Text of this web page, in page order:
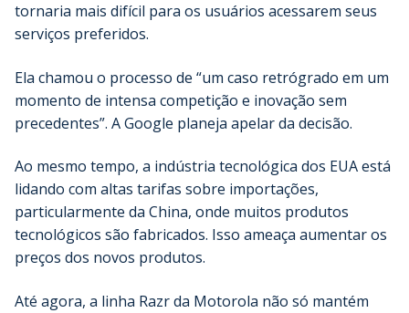
tornaria mais difícil para os usuários acessarem seus
serviços preferidos.
Ela chamou o processo de “um caso retrógrado em um
momento de intensa competição e inovação sem
precedentes”. A Google planeja apelar da decisão.
Ao mesmo tempo, a indústria tecnológica dos EUA está
lidando com altas tarifas sobre importações,
particularmente da China, onde muitos produtos
tecnológicos são fabricados. Isso ameaça aumentar os
preços dos novos produtos.
Até agora, a linha Razr da Motorola não só mantém